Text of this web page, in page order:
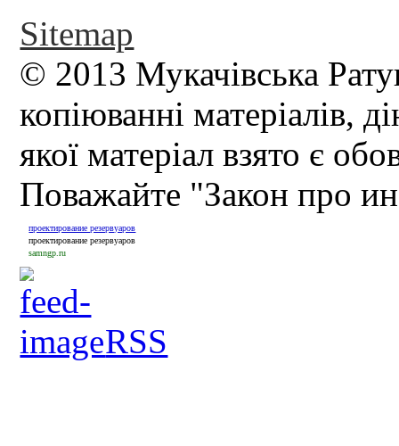
Sitemap
© 2013 Мукачівська
копіюванні матеріалів,
якої матеріал взято є
Поважайте "Закон про
проектирование резервуаров
проектирование резервуаров
samngp.ru
RSS